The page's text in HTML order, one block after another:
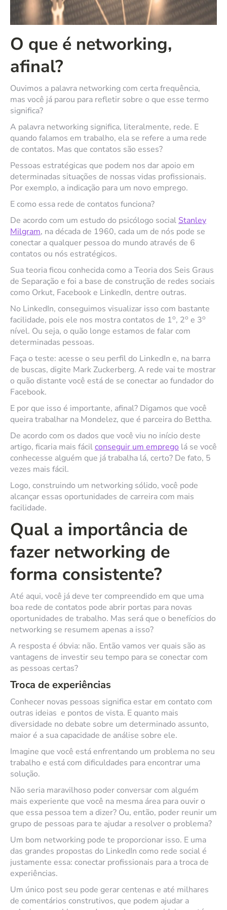
O que é networking,
afinal?
Ouvimos a palavra networking com certa frequência,
mas você já parou para refletir sobre o que esse termo
significa?
A palavra networking significa, literalmente, rede. E
quando falamos em trabalho, ela se refere a uma rede
de contatos. Mas que contatos são esses?
Pessoas estratégicas que podem nos dar apoio em
determinadas situações de nossas vidas profissionais.
Por exemplo, a indicação para um novo emprego.
E como essa rede de contatos funciona?
De acordo com um estudo do psicólogo social Stanley
Milgram, na década de 1960, cada um de nós pode se
conectar a qualquer pessoa do mundo através de 6
contatos ou nós estratégicos.
Sua teoria ficou conhecida como a Teoria dos Seis Graus
de Separação e foi a base de construção de redes sociais
como Orkut, Facebook e LinkedIn, dentre outras.
No LinkedIn, conseguimos visualizar isso com bastante
facilidade, pois ele nos mostra contatos de 1o, 2o e 3o
nível. Ou seja, o quão longe estamos de falar com
determinadas pessoas.
Faça o teste: acesse o seu perfil do LinkedIn e, na barra
de buscas, digite Mark Zuckerberg. A rede vai te mostrar
o quão distante você está de se conectar ao fundador do
Facebook.
E por que isso é importante, afinal? Digamos que você
queira trabalhar na Mondelez, que é parceira do Bettha.
De acordo com os dados que você viu no início deste
artigo, ficaria mais fácilconseguir um emprego lá se você
conhecesse alguém que já trabalha lá, certo? De fato, 5
vezes mais fácil.
Logo, construindo um networking sólido, você pode
alcançar essas oportunidades de carreira com mais
facilidade.
Qual a importância de
fazer networking de
forma consistente?
Até aqui, você já deve ter compreendido em que uma
boa rede de contatos pode abrir portas para novas
oportunidades de trabalho. Mas será que o benefícios do
networking se resumem apenas a isso?
A resposta é óbvia: não. Então vamos ver quais são as
vantagens de investir seu tempo para se conectar com
as pessoas certas?
Troca de experiências
Conhecer novas pessoas significa estar em contato com
outras ideias e pontos de vista. E quanto mais
diversidade no debate sobre um determinado assunto,
maior é a sua capacidade de análise sobre ele.
Imagine que você está enfrentando um problema no seu
trabalho e está com dificuldades para encontrar uma
solução.
Não seria maravilhoso poder conversar com alguém
mais experiente que você na mesma área para ouvir o
que essa pessoa tem a dizer? Ou, então, poder reunir um
grupo de pessoas para te ajudar a resolver o problema?
Um bom networking pode te proporcionar isso. E uma
das grandes propostas do LinkedIn como rede social é
justamente essa: conectar profissionais para a troca de
experiências.
Um único post seu pode gerar centenas e até milhares
de comentários construtivos, que podem ajudar a